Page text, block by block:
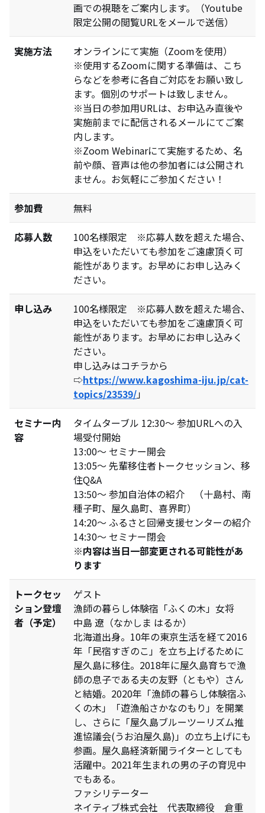
画での視聴をご案内します。（Youtube
限定公開の閲覧URLをメールで送信）
実施方法
オンラインにて実施（Zoomを使用）
※使用するZoomに関する準備は、こち
らなどを参考に各自ご対応をお願い致し
ます。個別のサポートは致しません。
※当日の参加用URLは、お申込み直後や
実施前までに配信されるメールにてご案
内します。
※Zoom Webinarにて実施するため、名
前や顔、音声は他の参加者には公開され
ません。お気軽にご参加ください！
参加費 無料
応募人数
100名様限定 ※応募人数を超えた場合、
申込をいただいても参加をご遠慮頂く可
能性があります。お早めにお申し込みく
ださい。
申し込み
100名様限定 ※応募人数を超えた場合、
申込をいただいても参加をご遠慮頂く可
能性があります。お早めにお申し込みく
ださい。
申し込みはコチラから
⇨https://www.kagoshima-iju.jp/cat-
topics/23539/」
セミナー内
容
タイムターブル 12:30～ 参加URLへの入
場受付開始
13:00～ セミナー開会
13:05～ 先輩移住者トークセッション、移
住Q&A
13:50～ 参加自治体の紹介 （十島村、南
種子町、屋久島町、喜界町）
14:20～ ふるさと回帰支援センターの紹介
14:30～ セミナー閉会
※内容は当日一部変更される可能性があ
ります
トークセッ
ション登壇
者（予定）
ゲスト
漁師の暮らし体験宿「ふくの木」女将
中島 遼（なかしま はるか）
北海道出身。10年の東京生活を経て2016
年「民宿すぎのこ」を立ち上げるために
屋久島に移住。2018年に屋久島育ちで漁
師の息子である夫の友野（ともや）さん
と結婚。2020年「漁師の暮らし体験宿ふ
くの木」「遊漁船さかなのもり」を開業
し、さらに「屋久島ブルーツーリズム推
進協議会(うお泊屋久島)」の立ち上げにも
参画。屋久島経済新聞ライターとしても
活躍中。2021年生まれの男の子の育児中
でもある。
ファシリテーター
ネイティブ株式会社 代表取締役 倉重